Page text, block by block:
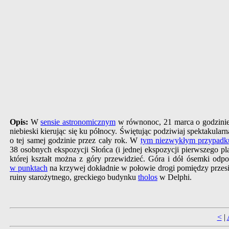
Opis: Wsensie astronomicznymw równonoc, 21 marca o
niebieski kierując się ku północy. Świętując podziwiaj
o tej samej godzinie przez cały rok. W tym niezwykłym
38 osobnych ekspozycji Słońca (i jednej ekspozycji pierwszego
której kształt można z góry przewidzieć. Góra i dół ósemki
w punktach na krzywej dokładnie w połowie drogi pomiędzy
ruiny starożytnego, greckiego budynku tholosw Delphi.
<|